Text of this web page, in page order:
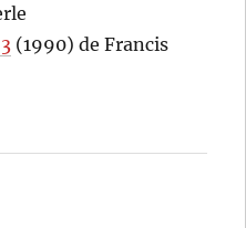
(1990) de Francis